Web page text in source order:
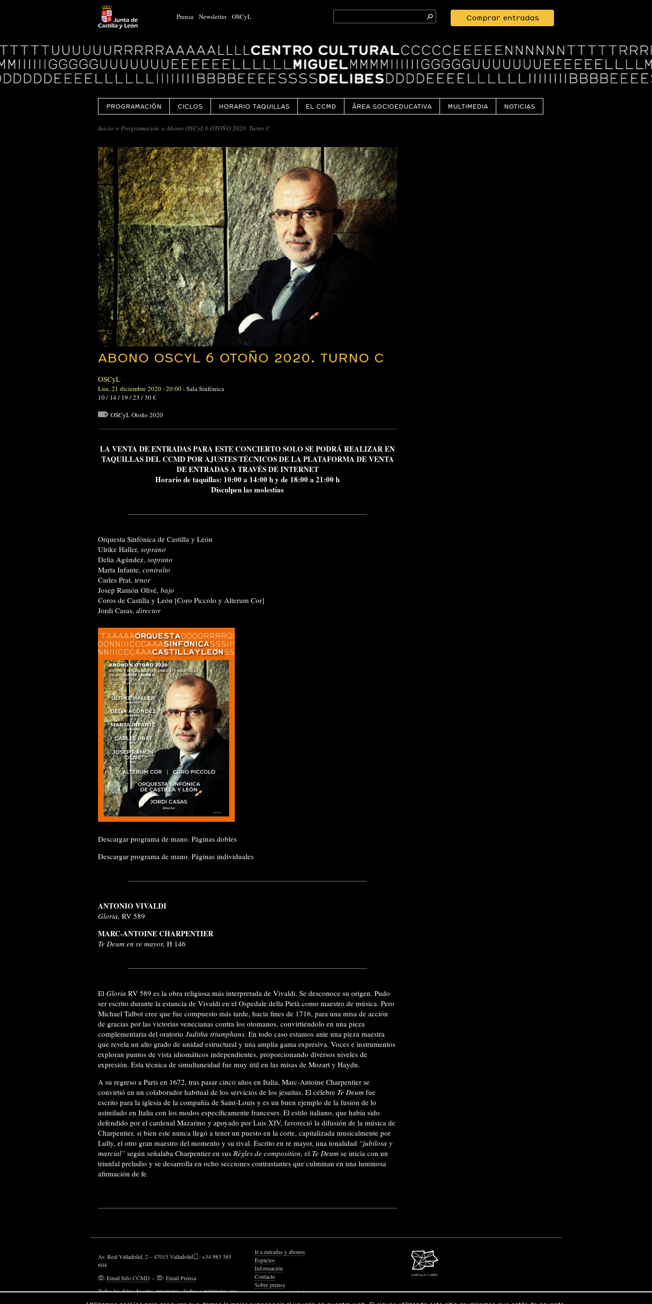
Prensa Newsletter OSCyL
Search
for:
Comprar entradas
Logo
Centro
Cultural
Miguel
Delibes
PROGRAMACIÓN CICLOS HORARIO TAQUILLAS EL CCMD ÁREA SOCIOEDUCATIVA MULTIMEDIA NOTICIAS
Inicio > Programación > Abono OSCyL 6 OTOÑO 2020. Turno C
ABONO OSCYL 6 OTOÑO 2020. TURNO C
OSCyL
Lun, 21 diciembre 2020 - 20:00-Sala Sinfónica
10 / 14 / 19 / 23 / 30 €
OSCyL Otoño 2020
LA VENTA DE ENTRADAS PARA ESTE CONCIERTO SOLO SE PODRÁ REALIZAR EN
TAQUILLAS DEL CCMD POR AJUSTES TÉCNICOS DE LA PLATAFORMA DE VENTA
DE ENTRADAS A TRAVÉS DE INTERNET
Horario de taquillas: 10:00 a 14:00 h y de 18:00 a 21:00 h
Disculpen las molestias
Orquesta Sinfónica de Castilla y León
Ulrike Haller, soprano
Delia Agúndez, soprano
Marta Infante, contralto
Carles Prat, tenor
Josep Ramón Olivé, bajo
Coros de Castilla y León [Coro Piccolo y Alterum Cor]
Jordi Casas, director
Descargar programa de mano. Páginas dobles
Descargar programa de mano. Páginas individuales
ANTONIO VIVALDI
Gloria, RV 589
MARC-ANTOINE CHARPENTIER
Te Deum en re mayor, H 146
El Gloria RV 589 es la obra religiosa más interpretada de Vivaldi. Se desconoce su origen. Pudo
ser escrito durante la estancia de Vivaldi en el Ospedale della Pietà como maestro de música. Pero
Michael Talbot cree que fue compuesto más tarde, hacia fines de 1716, para una misa de acción
de gracias por las victorias venecianas contra los otomanos, convirtiéndolo en una pieza
complementaria del oratorio Juditha triumphans. En todo caso estamos ante una pieza maestra
que revela un alto grado de unidad estructural y una amplia gama expresiva. Voces e instrumentos
exploran puntos de vista idiomáticos independientes, proporcionando diversos niveles de
expresión. Esta técnica de simultaneidad fue muy útil en las misas de Mozart y Haydn.
A su regreso a París en 1672, tras pasar cinco años en Italia, Marc-Antoine Charpentier se
convirtió en un colaborador habitual de los servicios de los jesuitas. El célebre Te Deum fue
escrito para la iglesia de la compañía de Saint-Louis y es un buen ejemplo de la fusión de lo
asimilado en Italia con los modos específicamente franceses. El estilo italiano, que había sido
defendido por el cardenal Mazarino y apoyado por Luis XIV, favoreció la difusión de la música de
Charpentier, si bien este nunca llegó a tener un puesto en la corte, capitalizada musicalmente por
Lully, el otro gran maestro del momento y su rival. Escrito en re mayor, una tonalidad “jubilosa y
marcial” según señalaba Charpentier en sus Règles de composition, el Te Deum se inicia con un
triunfal preludio y se desarrolla en ocho secciones contrastantes que culminan en una luminosa
afirmación de fe.
Av. Real Valladolid, 2 – 47015 Valladolid
: +34 983 385
604
:Email Info CCMD – : Email Prensa
Todos los datos de salas, programas, fechas e intérpretes que
Ir a entradas y abonos
Espacios
Información
Contacto
Sobre prensa
Política de Privacidad
Política de Cookies